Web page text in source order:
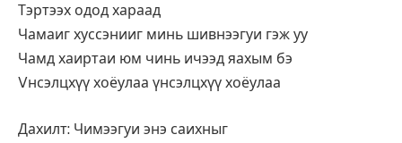
Тэртээх одод хараад
Чамаиг хуссэнииг минь шивнээгуи гэж уу
Чамд хаиртаи юм чинь ичээд яахым бэ
Vнсэлцхүү хоёулаа үнсэлцхүү хоёулаа
Дахилт: Чимээгуи энэ саихныг